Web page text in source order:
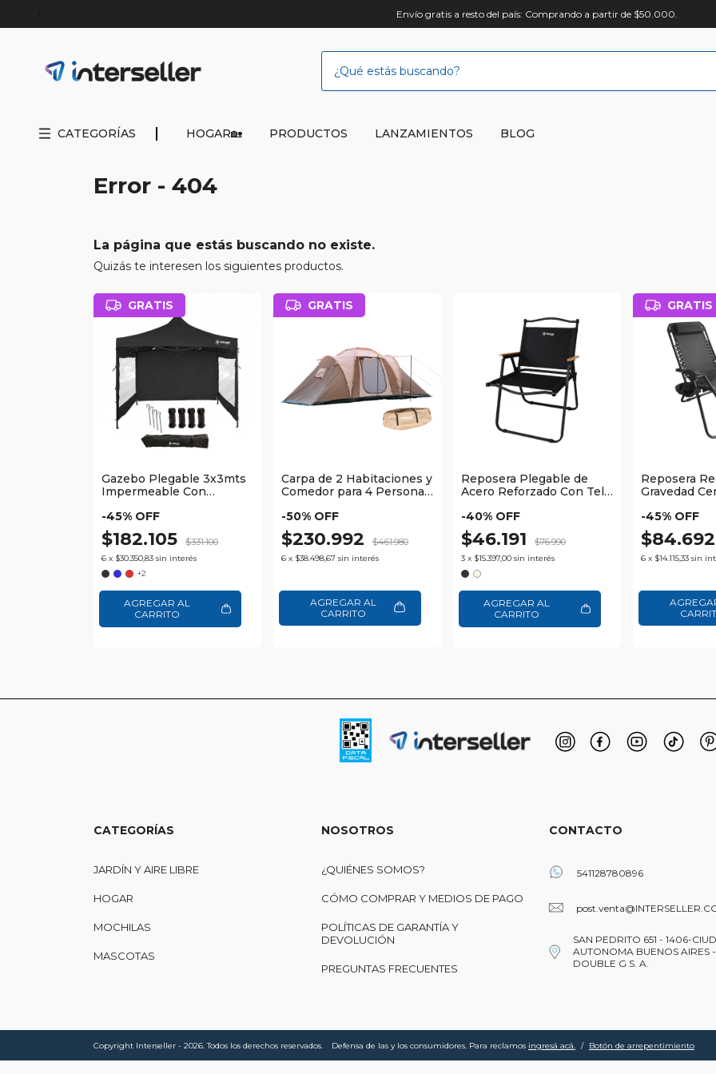
Envío gratis a resto del país: Comprando a partir de $50.000.
CATEGORÍAS HOGAR🏡 PRODUCTOS LANZAMIENTOS BLOG
Error - 404
La página que estás buscando no existe.
Quizás te interesen los siguientes productos.
GRATIS
Gazebo Plegable 3x3mts
Impermeable Con
-45% OFF
$182.105 $331.100
6 x $30.350,83 sin interés
+2
AGREGAR AL
CARRITO
GRATIS
Carpa de 2 Habitaciones y
Comedor para 4 Personas
-50% OFF
$230.992 $461.980
6 x $38.498,67 sin interés
Reposera Plegable de
Acero Reforzado Con Tela
Apoyabrazos de Madera
Waggs
-40% OFF
$46.191 $76.990
3 x $15.397,00 sin interés
AGREGAR AL
CARRITO
GRATIS
Reposera
Gravedad
Reforzada
-45% OFF
$84.692
6 x $14.115,33 sin
CATEGORÍAS
JARDÍN Y AIRE LIBRE
HOGAR
MOCHILAS
MASCOTAS
NOSOTROS
¿QUIÉNES SOMOS?
CÓMO COMPRAR Y MEDIOS DE PAGO
POLÍTICAS DE GARANTÍA Y
DEVOLUCIÓN
PREGUNTAS FRECUENTES
CONTACTO
541128780896
SAN PEDRITO 651 - 1406-
AUTONOMA BUENOS AIRES -
DOUBLE G S. A.
Copyright Interseller - 2026. Todos los derechos reservados. Defensa de las y los consumidores. Para reclamos ingresá acá. / Botón de arrepentimiento